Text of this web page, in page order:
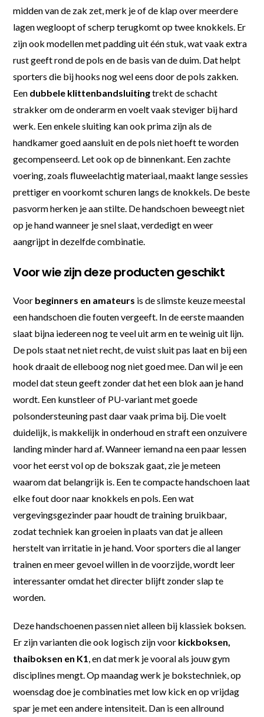
midden van de zak zet, merk je of de klap over meerdere
lagen wegloopt of scherp terugkomt op twee knokkels. Er
zijn ook modellen met padding uit één stuk, wat vaak extra
rust geeft rond de pols en de basis van de duim. Dat helpt
sporters die bij hooks nog wel eens door de pols zakken.
Een dubbele klittenbandsluitingtrekt de schacht
strakker om de onderarm en voelt vaak steviger bij hard
werk. Een enkele sluiting kan ook prima zijn als de
handkamer goed aansluit en de pols niet hoeft te worden
gecompenseerd. Let ook op de binnenkant. Een zachte
voering, zoals fluweelachtig materiaal, maakt lange sessies
prettiger en voorkomt schuren langs de knokkels. De beste
pasvorm herken je aan stilte. De handschoen beweegt niet
op je hand wanneer je snel slaat, verdedigt en weer
aangrijpt in dezelfde combinatie.
Voor wie zijn deze producten geschikt
Voor beginners en amateurs is de slimste keuze meestal
een handschoen die fouten vergeeft. In de eerste maanden
slaat bijna iedereen nog te veel uit arm en te weinig uit lijn.
De pols staat net niet recht, de vuist sluit pas laat en bij een
hook draait de elleboog nog niet goed mee. Dan wil je een
model dat steun geeft zonder dat het een blok aan je hand
wordt. Een kunstleer of PU-variant met goede
polsondersteuning past daar vaak prima bij. Die voelt
duidelijk, is makkelijk in onderhoud en straft een onzuivere
landing minder hard af. Wanneer iemand na een paar lessen
voor het eerst vol op de bokszak gaat, zie je meteen
waarom dat belangrijk is. Een te compacte handschoen laat
elke fout door naar knokkels en pols. Een wat
vergevingsgezinder paar houdt de training bruikbaar,
zodat techniek kan groeien in plaats van dat je alleen
herstelt van irritatie in je hand. Voor sporters die al langer
trainen en meer gevoel willen in de voorzijde, wordt leer
interessanter omdat het directer blijft zonder slap te
worden.
Deze handschoenen passen niet alleen bij klassiek boksen.
Er zijn varianten die ook logisch zijn voor kickboksen,
thaiboksen en K1, en dat merk je vooral als jouw gym
disciplines mengt. Op maandag werk je bokstechniek, op
woensdag doe je combinaties met low kick en op vrijdag
spar je met een andere intensiteit. Dan is een allround